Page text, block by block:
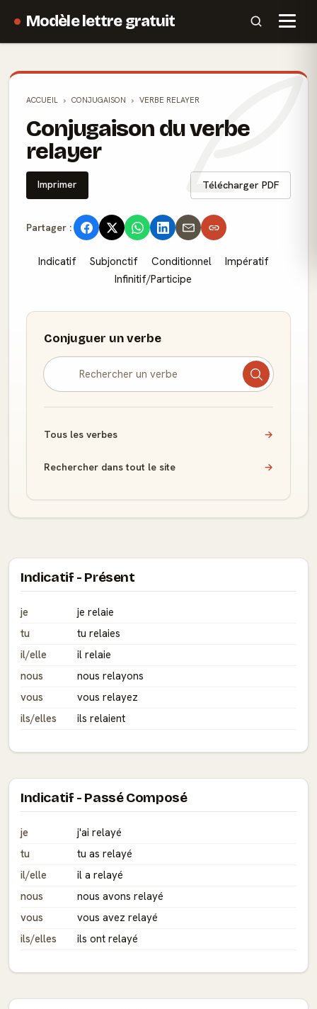
Modèle lettre gratuit
ACCUEIL CONJUGAISON VERBE RELAYER
Conjugaison du verbe
relayer
Imprimer Télécharger PDF
Partager :
Indicatif Subjonctif Conditionnel
Impératif
Infinitif/Participe
Conjuguer un verbe
Tous les verbes →
Rechercher dans tout le site →
Indicatif - Présent
je
je relaie
tu
tu relaies
il/elle
il relaie
nous
nous relayons
vous
vous relayez
ils/elles
ils relaient
Indicatif - Passé Composé
je
j'ai relayé
tu
tu as relayé
il/elle
il a relayé
nous
nous avons relayé
vous
vous avez relayé
ils/elles
ils ont relayé